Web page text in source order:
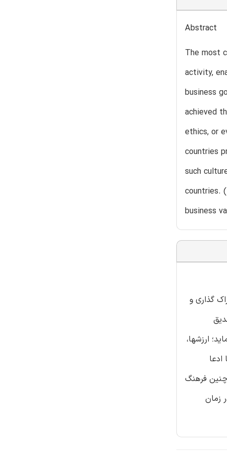
Abstract
The most
activity,
business
achieved
ethics, or
countries
such
countries.
business
گذاری و
ارزشها،
فرهنگ
زمان